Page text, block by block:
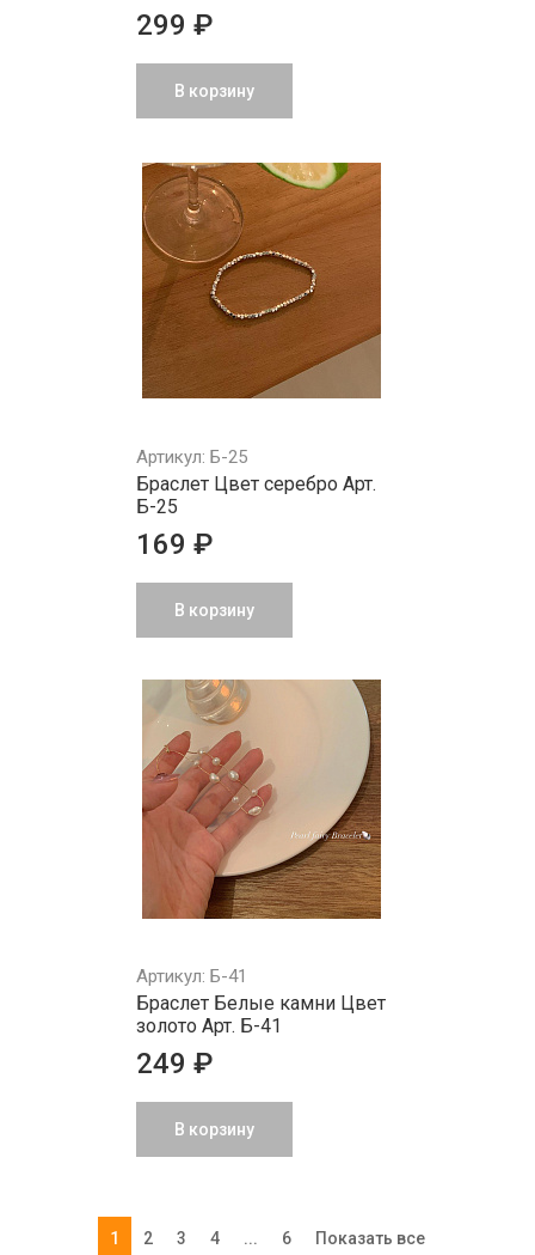
299 ₽
В корзину
Артикул: Б-25
Браслет Цвет серебро Арт.
Б-25
169 ₽
В корзину
Артикул: Б-41
Браслет Белые камни Цвет
золото Арт. Б-41
249 ₽
В корзину
1 2 3 4 ... 6 Показать все